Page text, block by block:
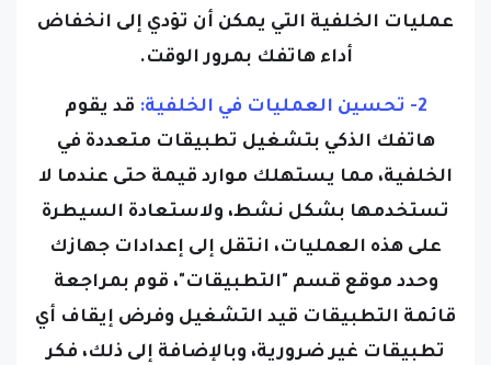
عمليات الخلفية التي يمكن أن تؤدي إلى انخفاض
أداء هاتفك بمرور الوقت.
2- تحسين العمليات في الخلفية:
قد يقوم
هاتفك الذكي بتشغيل تطبيقات متعددة في
الخلفية، مما يستهلك موارد قيمة حتى عندما لا
تستخدمها بشكل نشط، ولاستعادة السيطرة
على هذه العمليات، انتقل إلى إعدادات جهازك
وحدد موقع قسم "التطبيقات"، قوم بمراجعة
قائمة التطبيقات قيد التشغيل وفرض إيقاف أي
تطبيقات غير ضرورية، وبالإضافة إلى ذلك، فكر